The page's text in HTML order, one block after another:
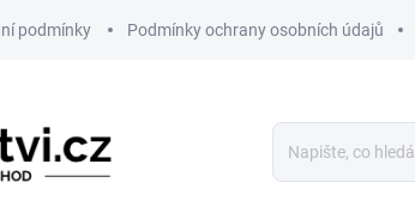
podmínky Podmínky ochrany osobních údajů